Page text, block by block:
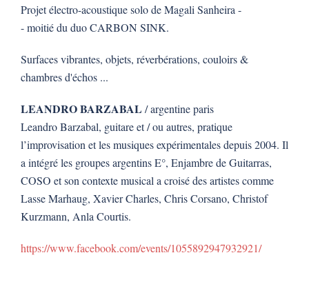
Projet électro-acoustique solo de Magali Sanheira -
- moitié du duo CARBON SINK.
Surfaces vibrantes, objets, réverbérations, couloirs &
chambres d'échos ...
LEANDRO BARZABAL / argentine paris
Leandro Barzabal, guitare et / ou autres, pratique
l’improvisation et les musiques expérimentales depuis 2004. Il
a intégré les groupes argentins E°, Enjambre de Guitarras,
COSO et son contexte musical a croisé des artistes comme
Lasse Marhaug, Xavier Charles, Chris Corsano, Christof
Kurzmann, Anla Courtis.
https://www.facebook.com/events/1055892947932921/